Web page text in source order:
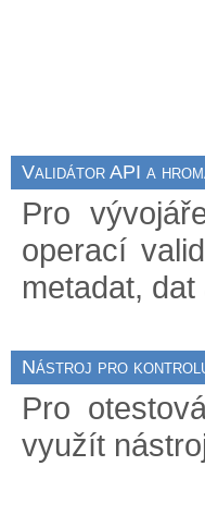
Validátor API a
Pro
operací
metadat,
Nástroj pro
Pro
využít